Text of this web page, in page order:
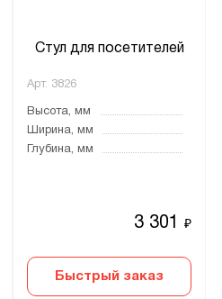
Стул для посетителей
Арт. 3826
Высота, мм
Ширина, мм
Глубина, мм
3 301₽
Быстрый заказ